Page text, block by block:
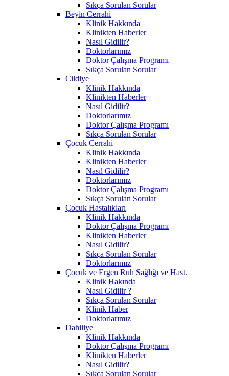
Sıkça Sorulan Sorular
Beyin Cerrahi
Klinik Hakkında
Klinikten Haberler
Nasıl Gidilir?
Doktorlarımız
Doktor Çalışma Programı
Sıkça Sorulan Sorular
Cildiye
Klinik Hakkında
Klinikten Haberler
Nasıl Gidilir?
Doktorlarımız
Doktor Çalışma Programı
Sıkça Sorulan Sorular
Çocuk Cerrahi
Klinik Hakkında
Klinikten Haberler
Nasıl Gidilir?
Doktorlarımız
Doktor Çalışma Programı
Sıkça Sorulan Sorular
Çocuk Hastalıkları
Klinik Hakkında
Doktor Çalışma Programı
Klinikten Haberler
Nasıl Gidilir?
Sıkça Sorulan Sorular
Doktorlarımız
Çocuk ve Ergen Ruh Sağlığı ve Hast.
Klinik Hakında
Nasıl Gidilir ?
Sıkça Sorulan Sorular
Klinik Haber
Doktorlarımız
Dahiliye
Klinik Hakkında
Doktor Çalışma Programı
Klinikten Haberler
Nasıl Gidilir?
Sıkça Sorulan Sorular